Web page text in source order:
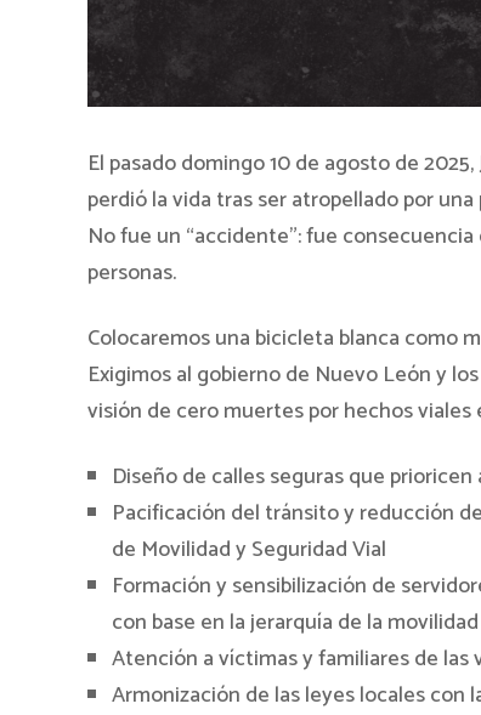
El pasado domingo 10 de agosto de
perdió la vida tras ser atropellado por
No fue un “accidente”: fue
personas.
Colocaremos una bicicleta blanca como
Exigimos al gobierno de Nuevo León y
visión de cero muertes por hechos viales
Diseño de calles seguras que
⁠Pacificación del tránsito y reducción
de Movilidad y Seguridad Vial
⁠Formación y sensibilización de
con base en la jerarquía de la movilidad
⁠Atención a víctimas y familiares de
⁠Armonización de las leyes locales